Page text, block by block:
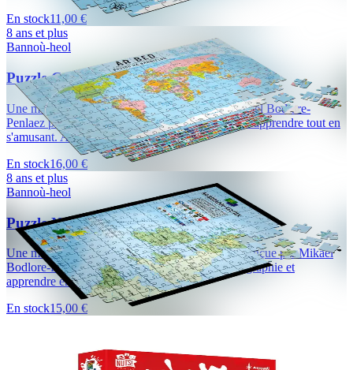
En stock11,00 €
8 ans et plus
Bannoù-heol
Puzzle Carte du Monde (1000 pièces)
Une magnifique carte du Monde conçue par Mikael Bodlore-
Penlaez pour se familiariser avec la géographie et apprendre tout en
s'amusant. Avec le concours de...
En stock16,00 €
8 ans et plus
Bannoù-heol
Puzzle Nations celtiques (500 pièces)
Une magnifique carte des des nations celtiques conçue par Mikael
Bodlore-Penlaez pour se familiariser avec la géographie et
apprendre en s'amusant....
En stock15,00 €